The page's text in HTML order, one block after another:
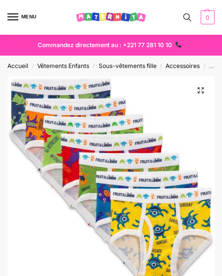
MENU 0
Commandez directement au : +221 77 281 10 10
Accueil / Vêtements Enfants / Sous-vêtements fille / Accessoires / LOT